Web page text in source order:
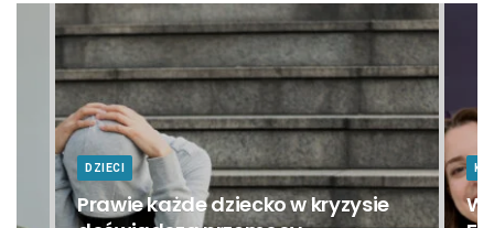
DZIECI
Prawie każde dziecko w kryzysie